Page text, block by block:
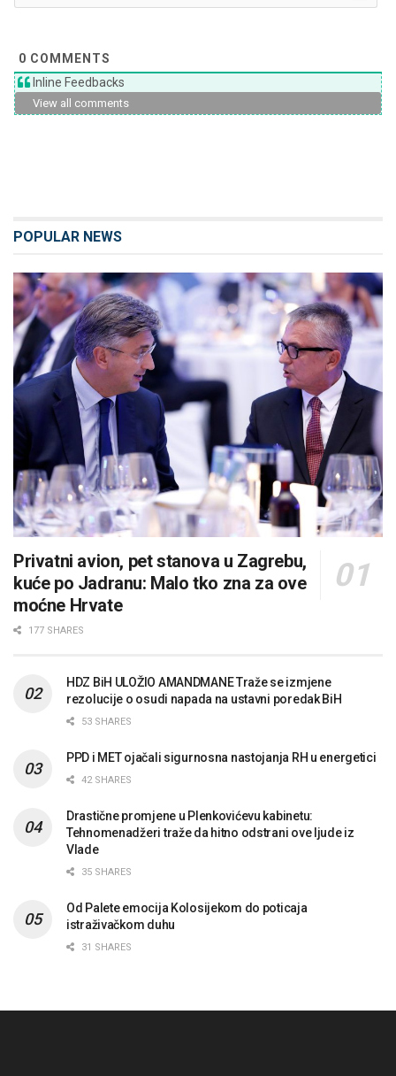
0 COMMENTS
Inline Feedbacks
View all comments
POPULAR NEWS
Privatni avion, pet stanova u Zagrebu,
kuće po Jadranu: Malo tko zna za ove
moćne Hrvate
177 SHARES
HDZ BiH ULOŽIO AMANDMANE Traže se izmjene
rezolucije o osudi napada na ustavni poredak BiH
53 SHARES
PPD i MET ojačali sigurnosna nastojanja RH u energetici
42 SHARES
Drastične promjene u Plenkovićevu kabinetu:
Tehnomenadžeri traže da hitno odstrani ove ljude iz
Vlade
35 SHARES
Od Palete emocija Kolosijekom do poticaja
istraživačkom duhu
31 SHARES